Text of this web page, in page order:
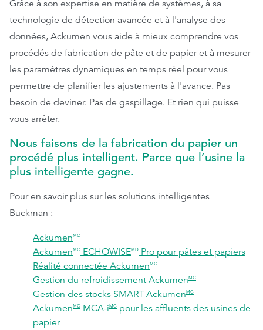
Grâce à son expertise en matière de systèmes, à sa
technologie de détection avancée et à l'analyse des
données, Ackumen vous aide à mieux comprendre vos
procédés de fabrication de pâte et de papier et à mesurer
les paramètres dynamiques en temps réel pour vous
permettre de planifier les ajustements à l'avance.​​​​​​​ Pas
besoin de deviner. Pas de gaspillage. Et rien qui puisse
vous arrêter.
Nous faisons de la fabrication du papier un
procédé plus intelligent. Parce que l’usine la
plus intelligente gagne.
Pour en savoir plus sur les solutions intelligentes
Buckman :
Ackumen MC
Ackumen MC ECHOWISEMD Pro pour pâtes et papiers
Réalité connectée Ackumen MC
Gestion du refroidissement Ackumen MC
Gestion des stocks SMART Ackumen MC
Ackumen MC MCA-i MC pour les affluents des usines de
papier